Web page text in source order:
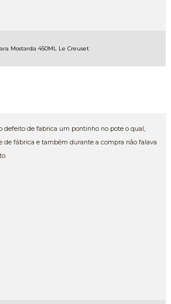
Mostarda 450ML Le Creuset
defeito de fabrica um pontinho no pote o qual,
de fábrica e também durante a compra não falava